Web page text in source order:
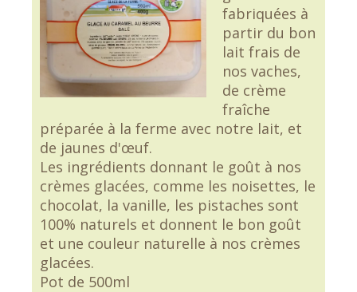
fabriquées à
partir du bon
lait frais de
nos vaches,
de crème
fraîche
préparée à la ferme avec notre lait, et
de jaunes d'œuf.
Les ingrédients donnant le goût à nos
crèmes glacées, comme les noisettes, le
chocolat, la vanille, les pistaches sont
100% naturels et donnent le bon goût
et une couleur naturelle à nos crèmes
glacées.
Pot de 500ml